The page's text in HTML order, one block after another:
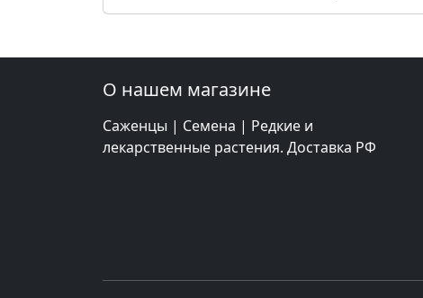
О нашем магазине
Саженцы | Семена | Редкие и
лекарственные растения. Доставка РФ